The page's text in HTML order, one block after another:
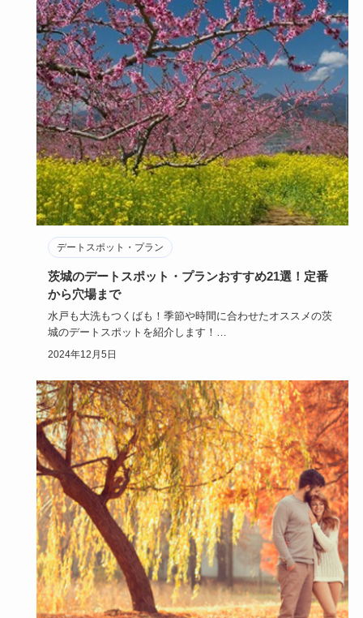
デートスポット・プラン
茨城のデートスポット・プランおすすめ21選！定番
から穴場まで
水戸も大洗もつくばも！季節や時間に合わせたオススメの茨
城のデートスポットを紹介します！
少しインパクトに欠け首都圏から遠…
2024年12月5日